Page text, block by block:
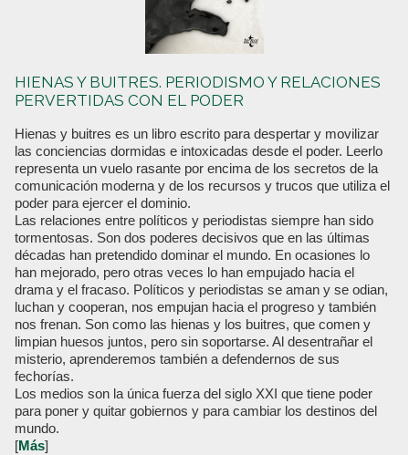
HIENAS Y BUITRES. PERIODISMO Y RELACIONES
PERVERTIDAS CON EL PODER
Hienas y buitres es un libro escrito para despertar y movilizar
las conciencias dormidas e intoxicadas desde el poder. Leerlo
representa un vuelo rasante por encima de los secretos de la
comunicación moderna y de los recursos y trucos que utiliza el
poder para ejercer el dominio.
Las relaciones entre políticos y periodistas siempre han sido
tormentosas. Son dos poderes decisivos que en las últimas
décadas han pretendido dominar el mundo. En ocasiones lo
han mejorado, pero otras veces lo han empujado hacia el
drama y el fracaso. Políticos y periodistas se aman y se odian,
luchan y cooperan, nos empujan hacia el progreso y también
nos frenan. Son como las hienas y los buitres, que comen y
limpian huesos juntos, pero sin soportarse. Al desentrañar el
misterio, aprenderemos también a defendernos de sus
fechorías.
Los medios son la única fuerza del siglo XXI que tiene poder
para poner y quitar gobiernos y para cambiar los destinos del
mundo.
[Más]